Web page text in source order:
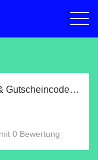
Intego Gutscheine & Gutscheincodes Aug 2026
0 Bewertung